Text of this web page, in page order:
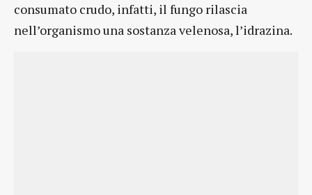
consumato crudo, infatti, il fungo rilascia
nell’organismo una sostanza velenosa, l’idrazina.